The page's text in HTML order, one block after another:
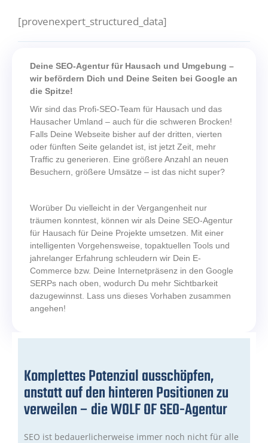
[provenexpert_structured_data]
Deine SEO-Agentur für Hausach und Umgebung –
wir befördern Dich und Deine Seiten bei Google an
die Spitze!
Wir sind das Profi-SEO-Team für Hausach und das
Hausacher Umland – auch für die schweren Brocken!
Falls Deine Webseite bisher auf der dritten, vierten
oder fünften Seite gelandet ist, ist jetzt Zeit, mehr
Traffic zu generieren. Eine größere Anzahl an neuen
Besuchern, größere Umsätze – ist das nicht super?
Worüber Du vielleicht in der Vergangenheit nur
träumen konntest, können wir als Deine SEO-Agentur
für Hausach für Deine Projekte umsetzen. Mit einer
intelligenten Vorgehensweise, topaktuellen Tools und
jahrelanger Erfahrung schleudern wir Dein E-
Commerce bzw. Deine Internetpräsenz in den Google
SERPs nach oben, wodurch Du mehr Sichtbarkeit
dazugewinnst. Lass uns dieses Vorhaben zusammen
angehen!
Komplettes Potenzial ausschöpfen,
anstatt auf den hinteren Positionen zu
verweilen – die WOLF OF SEO-Agentur
SEO ist bedauerlicherweise immer noch nicht für alle